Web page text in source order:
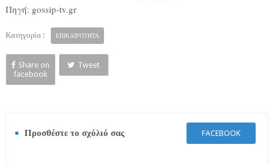
Πηγή: gossip-tv.gr
Κατηγορία : ΕΠΙΚΑΙΡΟΤΗΤΑ
Share on
facebook
Tweet
Προσθέστε το σχόλιό σας FACEBOOK